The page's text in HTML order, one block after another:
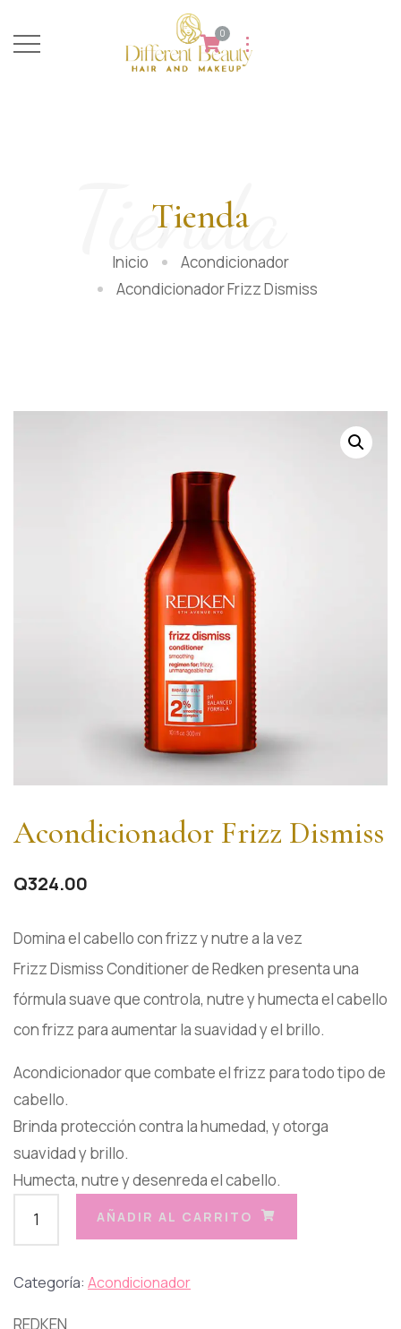
0
Tienda
Tienda
Inicio
Acondicionador
Acondicionador Frizz Dismiss
Acondicionador Frizz Dismiss
Q324.00
Domina el cabello con frizz y nutre a la vez
Frizz Dismiss Conditioner de Redken presenta una
fórmula suave que controla, nutre y humecta el cabello
con frizz para aumentar la suavidad y el brillo.
Acondicionador que combate el frizz para todo tipo de
cabello.
Brinda protección contra la humedad, y otorga
suavidad y brillo.
Humecta, nutre y desenreda el cabello.
AÑADIR AL CARRITO
Categoría: Acondicionador
REDKEN